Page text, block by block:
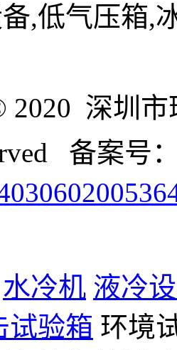
,低气压箱,
2020 深圳
备案号
水冷机 液冷
试验箱 环境